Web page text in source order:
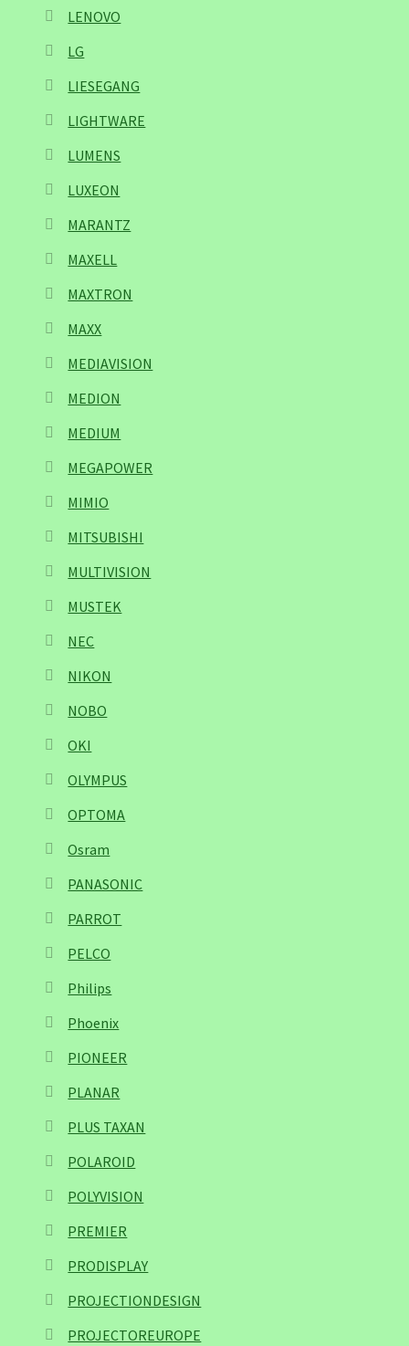
LENOVO
LG
LIESEGANG
LIGHTWARE
LUMENS
LUXEON
MARANTZ
MAXELL
MAXTRON
MAXX
MEDIAVISION
MEDION
MEDIUM
MEGAPOWER
MIMIO
MITSUBISHI
MULTIVISION
MUSTEK
NEC
NIKON
NOBO
OKI
OLYMPUS
OPTOMA
Osram
PANASONIC
PARROT
PELCO
Philips
Phoenix
PIONEER
PLANAR
PLUS TAXAN
POLAROID
POLYVISION
PREMIER
PRODISPLAY
PROJECTIONDESIGN
PROJECTOREUROPE